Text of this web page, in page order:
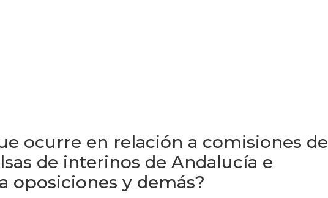
ocurre en relación a comisiones de
de interinos de Andalucía e
oposiciones y demás?